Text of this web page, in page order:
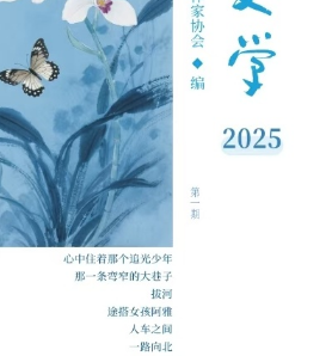
理 文学奖项 报刊联盟
诗刊 当代文坛
征稿启事